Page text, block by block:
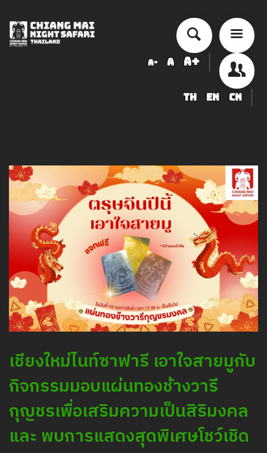
A- A A+
TH EN CN
ール
ข้อมูลสัตว์ในเชียงใหม่ไนท์ซาฟารี
調達
求人募集のお知らせ
LOGIN
เชียงใหม่ไนท์ซาฟารี เอาใจสายมูกับ
กิจกรรมมอบแผ่นทองช้างวารี
กุญชรเพื่อเสริมความเป็นสิริมงคล
และ พบการแสดงสุดพิเศษโชว์เชิด